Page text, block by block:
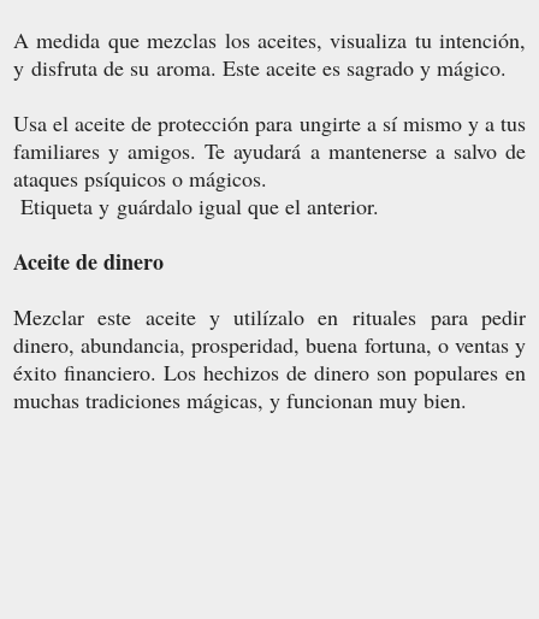
A medida que mezclas los aceites, visualiza tu intención,
y disfruta de su aroma. Este aceite es sagrado y mágico.
Usa el aceite de protección para ungirte a sí mismo y a tus
familiares y amigos. Te ayudará a mantenerse a salvo de
ataques psíquicos o mágicos.
Etiqueta y guárdalo igual que el anterior.
Aceite de dinero
Mezclar este aceite y utilízalo en rituales para pedir
dinero, abundancia, prosperidad, buena fortuna, o ventas y
éxito financiero. Los hechizos de dinero son populares en
muchas tradiciones mágicas, y funcionan muy bien.